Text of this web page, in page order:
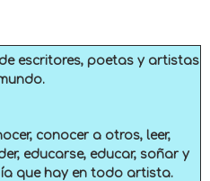
escritores, poetas y artistas
conocer a otros, leer,
educarse, educar, soñar y
que hay en todo artista.